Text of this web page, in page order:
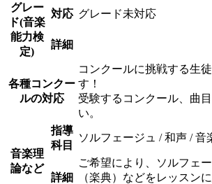
グレー
ド(音楽
能力検
定)
対応 グレード未対応
詳細
各種コンクー
ルの対応
コンクールに挑戦する生
す！
受験するコンクール、曲
い。
音楽理
論など
指導
科目
ソルフェージュ / 和声 / 音
詳細
ご希望により、ソルフェ
（楽典）などをレッスン